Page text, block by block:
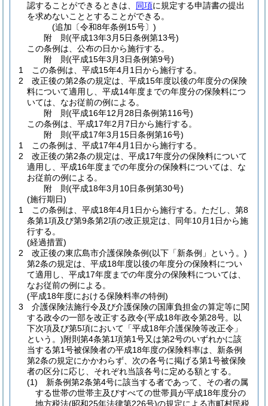
認することができるときは、 同項に規定する申請書の提出
を求めないこととすることができる。
(追加〔令和8年条例15号〕)
附 則(平成13年3月5日条例第13号)
この条例は、公布の日から施行する。
附 則(平成15年3月3日条例第9号)
1
この条例は、平成15年4月1日から施行する。
2
改正後の第2条の規定は、平成15年度以後の年度分の保険
料について適用し、平成14年度までの年度分の保険料につ
いては、なお従前の例による。
附 則(平成16年12月28日条例第116号)
この条例は、平成17年2月7日から施行する。
附 則(平成17年3月15日条例第16号)
1
この条例は、平成17年4月1日から施行する。
2
改正後の第2条の規定は、平成17年度分の保険料について
適用し、平成16年度までの年度分の保険料については、な
お従前の例による。
附 則(平成18年3月10日条例第30号)
(施行期日)
1
この条例は、平成18年4月1日から施行する。 ただし、第8
条第1項及び第9条第2項の改正規定は、同年10月1日から施
行する。
(経過措置)
2
改正後の東広島市介護保険条例(以下「新条例」という。)
第2条の規定は、平成18年度以後の年度分の保険料につい
て適用し、平成17年度までの年度分の保険料については、
なお従前の例による。
(平成18年度における保険料率の特例)
3
介護保険法施行令及び介護保険の国庫負担金の算定等に関
する政令の一部を改正する政令(平成18年政令第28号。以
下次項及び第5項において「平成18年介護保険等改正令」
という。)附則第4条第1項第1号又は第2号のいずれかに該
当する第1号被保険者の平成18年度の保険料率は、新条例
第2条の規定にかかわらず、次の各号に掲げる第1号被保険
者の区分に応じ、それぞれ当該各号に定める額とする。
(1)
新条例第2条第4号に該当する者であって、その者の属
する世帯の世帯主及びすべての世帯員が平成18年度分の
地方税法(昭和25年法律第226号)の規定による市町村民税